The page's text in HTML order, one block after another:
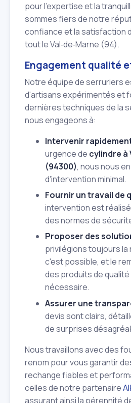
pour l'expertise et la
sommes fiers de notre
confiance et la satisfaction
tout le Val‑de‑Marne (94).
Engagement qualité
Notre équipe de serruriers
d'artisans expérimentés et
dernières techniques de la
nous engageons à:
Intervenir
urgence de cylindre à
(94300), nous nous
d'intervention minimal.
Fournir un travail de
intervention est
des normes de
Proposer des
privilégions toujours
c'est possible, et le
des produits de
nécessaire.
Assurer une
devis sont clairs,
de surprises
Nous travaillons avec des
renom pour vous garantir
rechange fiables et
celles de notre partenaire
assurant ainsi la pérennité